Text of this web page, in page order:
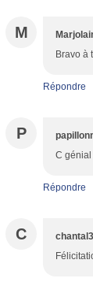
M
Bravo à
Répondre
P
C génial
Répondre
C